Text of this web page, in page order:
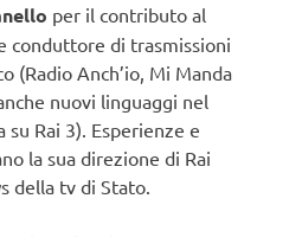
per il contributo al
conduttore di trasmissioni
(Radio Anch’io, Mi Manda
nuovi linguaggi nel
Rai 3). Esperienze e
la sua direzione di Rai
della tv di Stato.